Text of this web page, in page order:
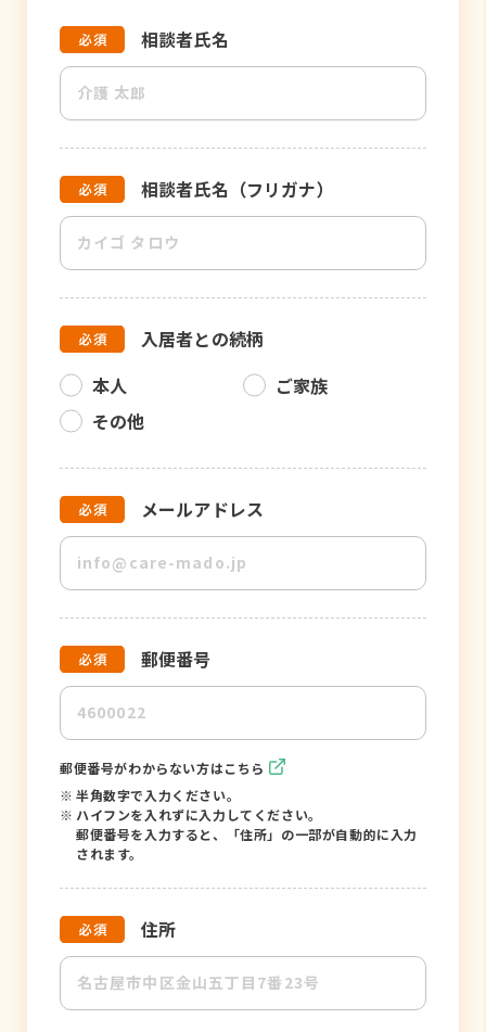
相談者氏名
相談者氏名（フリガナ）
入居者との続柄
本人
ご家族
その他
メールアドレス
郵便番号
郵便番号がわからない方はこちら
※ 半角数字で入力ください。
※ ハイフンを入れずに入力してください。
郵便番号を入力すると、「住所」の一部が自動的に入力
されます。
住所